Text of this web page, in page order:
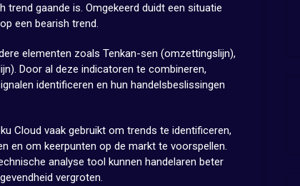
trend gaande is. Omgekeerd duidt een situatie
een bearish trend.
elementen zoals Tenkan-sen (omzettingslijn),
Door al deze indicatoren te combineren,
identificeren en hun handelsbeslissingen
Cloud vaak gebruikt om trends te identificeren,
en om keerpunten op de markt te voorspellen.
analyse tool kunnen handelaren beter
vergroten.